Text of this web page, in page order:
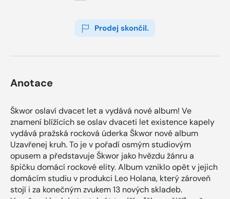
Prodej skončil.
Anotace
Škwor oslaví dvacet let a vydává nové album! Ve
znamení blížících se oslav dvaceti let existence kapely
vydává pražská rocková úderka Škwor nové album
Uzavřenej kruh. To je v pořadí osmým studiovým
opusem a představuje Škwor jako hvězdu žánru a
špičku domácí rockové elity. Album vzniklo opět v jejich
domácím studiu v produkci Leo Holana, který zároveň
stojí i za konečným zvukem 13 nových skladeb.